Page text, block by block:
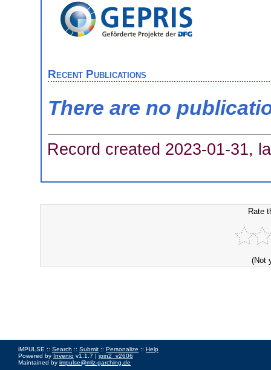
Recent Publications
There are no
Record created 2023-01-31,
Rate
(Not
iMPULSE :: Search :: Submit :: Personalize :: Help
Powered by Invenio v1.1.7 | join2_v2606
Maintained by impulse@mlz-garching.de